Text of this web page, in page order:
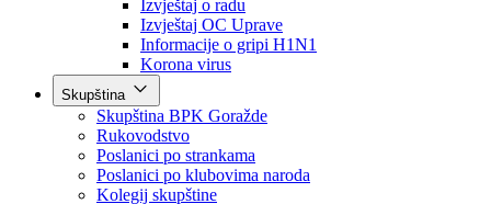
Obavještenja i izvještaji
Obavještenja Vlade
Izvještajno prognozna služba Ministarstva privrede
Izvještaj o radu
Izvještaj OC Uprave
Informacije o gripi H1N1
Korona virus
Skupština
Skupština BPK Goražde
Rukovodstvo